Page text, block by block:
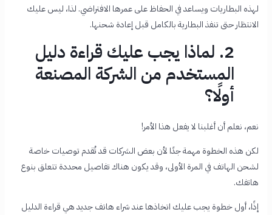
لهذه البطاريات ويساعد في الحفاظ على عمرها الافتراضي. لذا، ليس عليك
الانتظار حتى تنفذ البطارية بالكامل قبل إعادة شحنها.
2. لماذا يجب عليك قراءة دليل
المستخدم من الشركة المصنعة
أولًا؟
نعم، نعلم أن أغلبنا لا يفعل هذا الأمر!
لكن هذه الخطوة مهمة جدًا لأن بعض الشركات قد تُقدم توصيات خاصة
لشحن الهاتف في المرة الأولى، وقد يكون هناك تفاصيل محددة تتعلق بنوع
هاتفك.
إذًا، أول خطوة يجب عليك اتخاذها عند شراء هاتف جديد هي قراءة الدليل